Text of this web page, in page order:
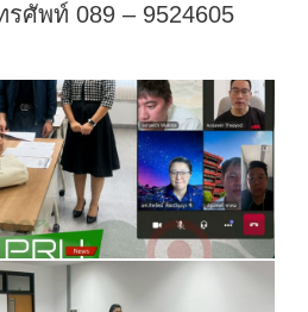
ศัพท์ 089 – 9524605